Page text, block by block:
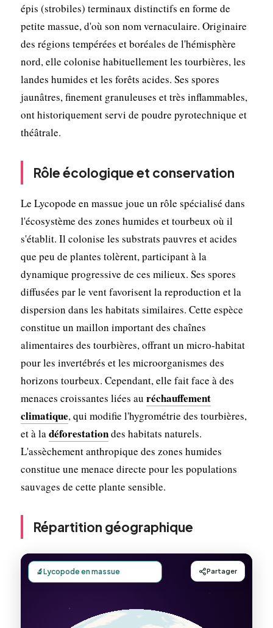
épis (strobiles) terminaux distinctifs en forme de
petite massue, d'où son nom vernaculaire. Originaire
des régions tempérées et boréales de l'hémisphère
nord, elle colonise habituellement les tourbières, les
landes humides et les forêts acides. Ses spores
jaunâtres, finement granuleuses et très inflammables,
ont historiquement servi de poudre pyrotechnique et
théâtrale.
Rôle écologique et conservation
Le Lycopode en massue joue un rôle spécialisé dans
l'écosystème des zones humides et tourbeux où il
s'établit. Il colonise les substrats pauvres et acides
que peu de plantes tolèrent, participant à la
dynamique progressive de ces milieux. Ses spores
diffusées par le vent favorisent la reproduction et la
dispersion dans les habitats similaires. Cette espèce
constitue un maillon important des chaînes
alimentaires des tourbières, offrant un micro-habitat
pour les invertébrés et les microorganismes des
horizons tourbeux. Cependant, elle fait face à des
menaces croissantes liées au réchauffement
climatique, qui modifie l'hygrométrie des tourbières,
et à ladéforestationdes habitats naturels.
L'assèchement anthropique des zones humides
constitue une menace directe pour les populations
sauvages de cette plante sensible.
Répartition géographique